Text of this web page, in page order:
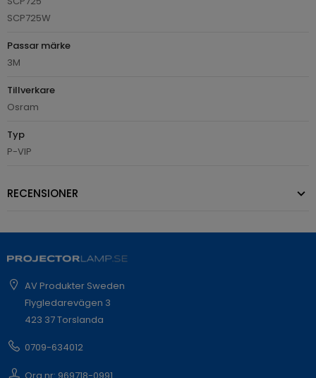
SCP725W
Passar märke
3M
Tillverkare
Osram
Typ
P-VIP
RECENSIONER
AV Produkter Sweden
Flygledarevägen 3
423 37 Torslanda
0709-634012